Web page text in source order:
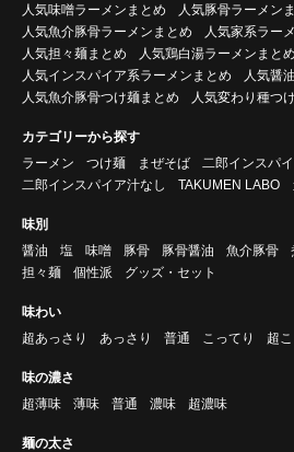
人気味噌ラーメンまとめ
人気豚骨ラーメン
人気魚介豚骨ラーメンまとめ
人気家系ラー
人気担々麺まとめ
人気鶏白湯ラーメンまとめ
人気インスパイア系ラーメンまとめ
人気醤
人気魚介豚骨つけ麺まとめ
人気変わり種つ
カテゴリーから探す
ラーメン
つけ麺 まぜそば
二郎インスパ
二郎インスパイア汁なし
TAKUMEN LABO
味別
醤油
塩 味噌 豚骨 豚骨醤油 魚介豚骨
担々麺
個性派 グッズ・セット
味わい
超あっさり
あっさり 普通 こってり 超
味の濃さ
超薄味
薄味 普通 濃味 超濃味
麺の太さ